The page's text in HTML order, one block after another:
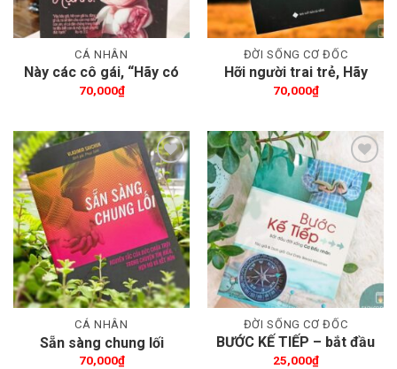
CÁ NHÂN
Này các cô gái, “Hãy có
Đức Hạnh!”
70,000₫
ĐỜI SỐNG CƠ ĐỐC
Hỡi người trai trẻ, Hãy
mạnh mẽ!
70,000₫
Thêm wishlist
CÁ NHÂN
Sẵn sàng chung lối
70,000₫
Thêm wishlist
ĐỜI SỐNG CƠ ĐỐC
BƯỚC KẾ TIẾP – bắt đầu
đời sống Cơ Đốc nhân
25,000₫